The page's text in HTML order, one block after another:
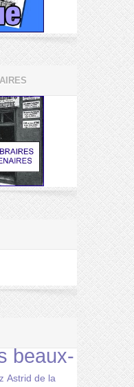
beaux-
Astrid de la